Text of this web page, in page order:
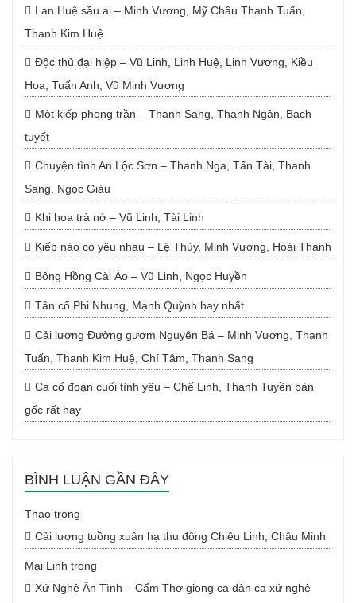
Lan Huệ sầu ai – Minh Vương, Mỹ Châu Thanh Tuấn,
Thanh Kim Huệ
Độc thủ đại hiệp – Vũ Linh, Linh Huệ, Linh Vương, Kiều
Hoa, Tuấn Anh, Vũ Minh Vương
Một kiếp phong trần – Thanh Sang, Thanh Ngân, Bạch
tuyết
Chuyện tình An Lộc Sơn – Thanh Nga, Tấn Tài, Thanh
Sang, Ngọc Giàu
Khi hoa trà nở – Vũ Linh, Tài Linh
Kiếp nào có yêu nhau – Lệ Thủy, Minh Vương, Hoài Thanh
Bông Hồng Cài Áo – Vũ Linh, Ngọc Huyền
Tân cổ Phi Nhung, Mạnh Quỳnh hay nhất
Cải lương Đường gươm Nguyên Bá – Minh Vương, Thanh
Tuấn, Thanh Kim Huệ, Chí Tâm, Thanh Sang
Ca cổ đoạn cuối tình yêu – Chế Linh, Thanh Tuyền bản
gốc rất hay
BÌNH LUẬN GẦN ĐÂY
Thao trong
Cải lương tuồng xuân hạ thu đông Chiêu Linh, Châu Minh
Mai Linh trong
Xứ Nghệ Ân Tình – Cẩm Thơ giọng ca dân ca xứ nghệ